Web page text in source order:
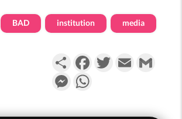
BAD institution media
PartagerFacebookTwitterEmail
Messenger